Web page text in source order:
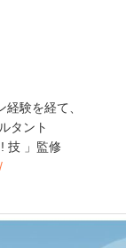
験を経て、
タント
技 」監修